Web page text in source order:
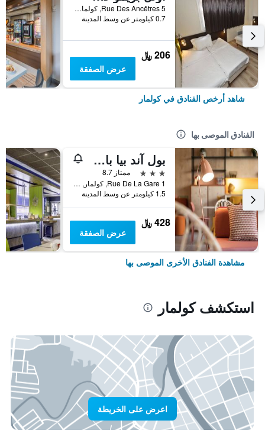
5 Rue Des Ancêtres, كولمار, إقليم الراين الأعلى, فرنسا
0.7 كيلومتر عن وسط المدينة
206 ﷼
عرض الصفقة
شاهد أرخص الفنادق في كولمار
الفنادق الموصى بها
بول آند بيا باي ستاي كوليكشن
3 نجوم
ممتاز 8.7
1 Rue De La Gare, كولمار, إقليم الراين الأعلى, فرنسا
1.5 كيلومتر عن وسط المدينة
428 ﷼
عرض الصفقة
مشاهدة الفنادق الأخرى الموصى بها
استكشف كولمار
اعرض على الخريطة